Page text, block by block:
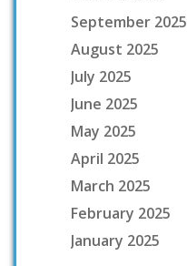
September 2025
August 2025
July 2025
June 2025
May 2025
April 2025
March 2025
February 2025
January 2025